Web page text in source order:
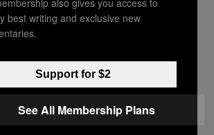
Después ir a grabar a
increíble y terminar en Buenos
Nada a cerrar el disco.
colaboraciones que tienes
latinoamericanos la
tiene esta estética de
best writing and exclusive new
Support for $2
See All Membership Plans